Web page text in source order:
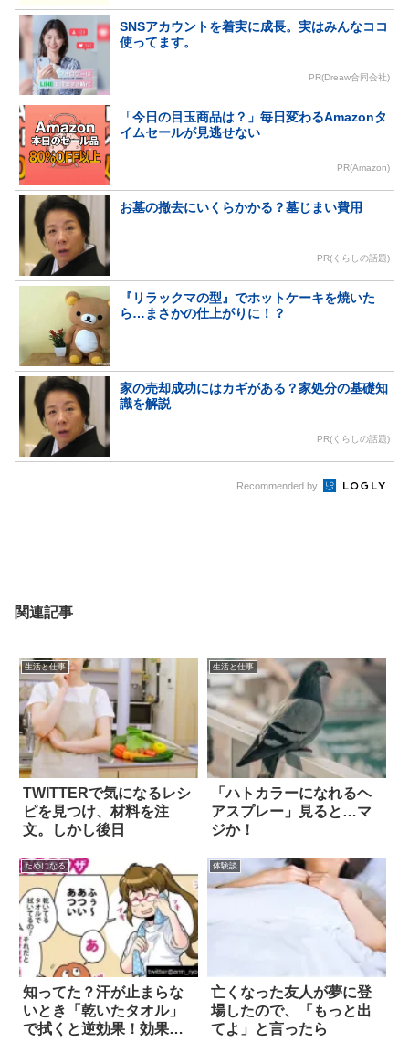
SNSアカウントを着実に成長。実はみんなココ
使ってます。
PR(Dreaw合同会社)
「今日の目玉商品は？」毎日変わるAmazonタ
イムセールが見逃せない
PR(Amazon)
お墓の撤去にいくらかかる？墓じまい費用
PR(くらしの話題)
『リラックマの型』でホットケーキを焼いた
ら…まさかの仕上がりに！？
家の売却成功にはカギがある？家処分の基礎知
識を解説
PR(くらしの話題)
Recommended by
関連記事
生活と仕事
TWITTERで気になるレシ
ピを見つけ、材料を注
文。しかし後日
生活と仕事
「ハトカラーになれるヘ
アスプレー」見ると…マ
ジか！
ためになる
知ってた？汗が止まらな
いとき「乾いたタオル」
で拭くと逆効果！効果的
体験談
亡くなった友人が夢に登
場したので、「もっと出
てよ」と言ったら